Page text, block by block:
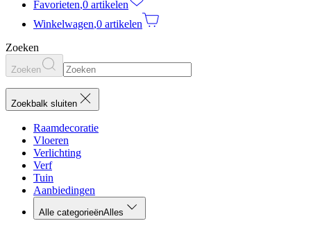
Favorieten,0 artikelen
Winkelwagen,0 artikelen
Zoeken
Zoeken
Zoekbalk sluiten
Raamdecoratie
Vloeren
Verlichting
Verf
Tuin
Aanbiedingen
Alle categorieënAlles